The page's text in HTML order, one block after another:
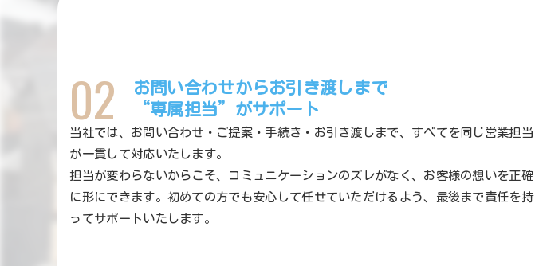
02
お問い合わせからお引き渡しまで
“専属担当”がサポート
当社では、お問い合わせ・ご提案・手続き・お引き渡しまで、すべてを同じ営業担当
が一貫して対応いたします。
担当が変わらないからこそ、コミュニケーションのズレがなく、お客様の想いを正確
に形にできます。初めての方でも安心して任せていただけるよう、最後まで責任を持
ってサポートいたします。